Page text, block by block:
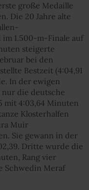
große Medaille
Die 20 Jahre alte
1.500-m-Finale auf
steigerte
bei den
Bestzeit (4:04,91
In der ewigen
die deutsche
mit 4:03,64 Minuten
Klosterhalfen
Muir
Sie gewann in der
Dritte wurde die
Rang vier
Schwedin Meraf